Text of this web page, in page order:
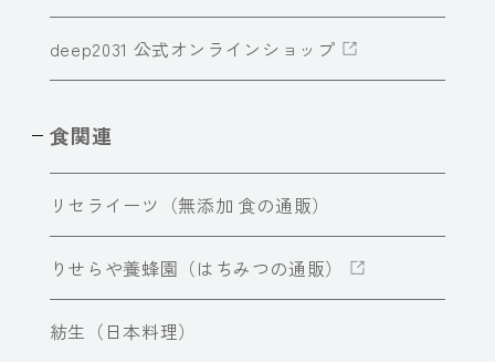
deep2031 公式オンラインショップ
食関連
リセライーツ（無添加 食の通販）
りせらや養蜂園（はちみつの通販）
紡生（日本料理）